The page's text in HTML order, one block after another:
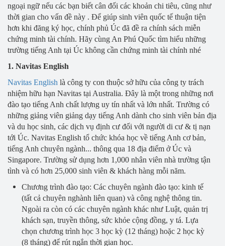
ngoại ngữ nếu các bạn biết cân đối các khoản chi tiêu, cũng như
thời gian cho vấn đề này . Để giúp sinh viên quốc tế thuận tiện
hơn khi đăng ký học, chính phủ Úc đã đề ra chính sách miễn
chứng minh tài chính. Hãy cùng An Phú Quốc tìm hiểu những
trường tiếng Anh tại Úc không cần chứng minh tài chính nhé
1. Navitas English
Navitas English là công ty con thuộc sở hữu của công ty trách
nhiệm hữu hạn Navitas tại Australia. Đây là một trong những nơi
đào tạo tiếng Anh chất lượng uy tín nhất và lớn nhất. Trường có
những giảng viên giảng dạy tiếng Anh dành cho sinh viên bản địa
và du học sinh, các dịch vụ định cư đối với người di cư & tị nạn
tới Úc. Navitas English tổ chức khóa học về tiếng Anh cơ bản,
tiếng Anh chuyên ngành... thông qua 18 địa điểm ở Úc và
Singapore. Trường sử dụng hơn 1,000 nhân viên nhà trường tận
tình và có hơn 25,000 sinh viên & khách hàng mỗi năm.
Chương trình đào tạo: Các chuyên ngành đào tạo: kinh tế
(tất cả chuyên nghành liên quan) và công nghệ thông tin.
Ngoài ra còn có các chuyên ngành khác như Luật, quản trị
khách sạn, truyền thông, sức khỏe cộng đồng, y tá. Lựa
chọn chương trình học 3 học kỳ (12 tháng) hoặc 2 học kỳ
(8 tháng) để rút ngắn thời gian học.